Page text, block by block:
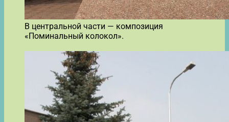
В центральной части — композиция
«Поминальный колокол».